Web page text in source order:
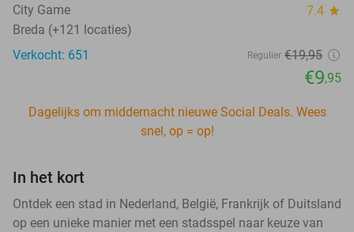
City Game 7.4 star
Breda (+121 locaties)
Verkocht: 651
Regulier €19,95
€9,95
Dagelijks om middernacht nieuwe Social Deals. Wees
snel, op = op!
In het kort
Ontdek een stad in Nederland, België, Frankrijk of Duitsland
op een unieke manier met een stadsspel naar keuze van